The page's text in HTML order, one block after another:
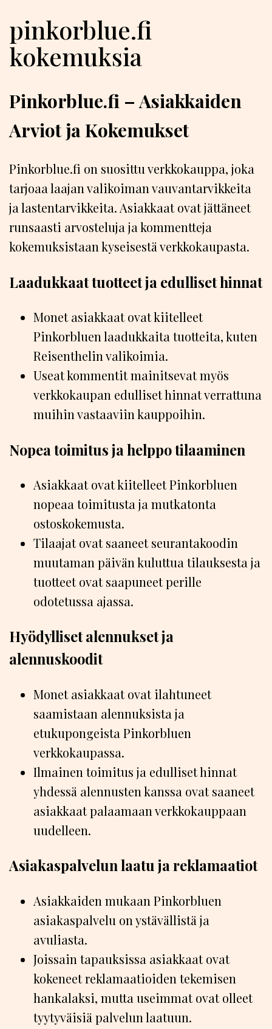
pinkorblue.fi
kokemuksia
Pinkorblue.fi – Asiakkaiden
Arviot ja Kokemukset
Pinkorblue.fi on suosittu verkkokauppa, joka
tarjoaa laajan valikoiman vauvantarvikkeita
ja lastentarvikkeita. Asiakkaat ovat jättäneet
runsaasti arvosteluja ja kommentteja
kokemuksistaan kyseisestä verkkokaupasta.
Laadukkaat tuotteet ja edulliset hinnat
Monet asiakkaat ovat kiitelleet
Pinkorbluen laadukkaita tuotteita, kuten
Reisenthelin valikoimia.
Useat kommentit mainitsevat myös
verkkokaupan edulliset hinnat verrattuna
muihin vastaaviin kauppoihin.
Nopea toimitus ja helppo tilaaminen
Asiakkaat ovat kiitelleet Pinkorbluen
nopeaa toimitusta ja mutkatonta
ostoskokemusta.
Tilaajat ovat saaneet seurantakoodin
muutaman päivän kuluttua tilauksesta ja
tuotteet ovat saapuneet perille
odotetussa ajassa.
Hyödylliset alennukset ja
alennuskoodit
Monet asiakkaat ovat ilahtuneet
saamistaan alennuksista ja
etukupongeista Pinkorbluen
verkkokaupassa.
Ilmainen toimitus ja edulliset hinnat
yhdessä alennusten kanssa ovat saaneet
asiakkaat palaamaan verkkokauppaan
uudelleen.
Asiakaspalvelun laatu ja reklamaatiot
Asiakkaiden mukaan Pinkorbluen
asiakaspalvelu on ystävällistä ja
avuliasta.
Joissain tapauksissa asiakkaat ovat
kokeneet reklamaatioiden tekemisen
hankalaksi, mutta useimmat ovat olleet
tyytyväisiä palvelun laatuun.